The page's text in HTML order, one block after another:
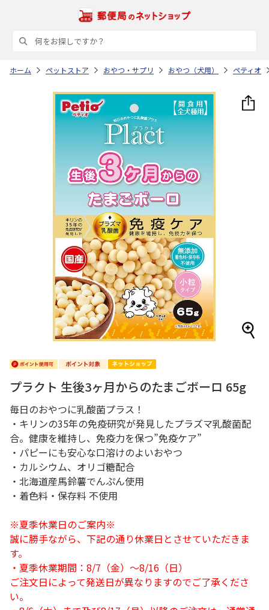
ホーム ペットストア おやつ・サプリ おやつ（犬用） ペティオ
プラクト 生後3ヶ月からのたまごボーロ 65g
毎日のおやつに乳酸菌プラス！
・キリンの35年の免疫研究が発見したプラズマ乳酸菌配
合。健康を維持し、免疫力を保つ”免疫ケア”
・パピーにも安心な口溶けのよいおやつ
・カルシウム、オリゴ糖配合
・北海道産馬鈴薯でんぷん使用
・着色料・保存料 不使用
※夏季休業日のご案内※
誠に勝手ながら、下記の通り休業日とさせていただきま
す。
・夏季休業期間：8/7（金）～8/16（日）
ご注文日によって発送日が異なりますのでご了承くださ
い。